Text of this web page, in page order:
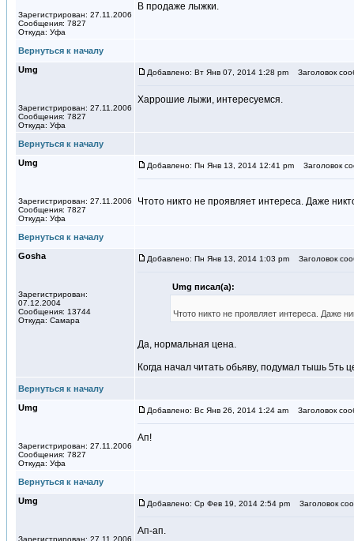
Зарегистрирован: 27.11.2006
Сообщения: 7827
Откуда: Уфа
В продаже лыжки.
Вернуться к началу
Umg
Зарегистрирован: 27.11.2006
Сообщения: 7827
Откуда: Уфа
Добавлено: Вт Янв 07, 2014 1:28 pm Заголовок
Харрошие лыжи, интересуемся.
Вернуться к началу
Umg
Зарегистрирован: 27.11.2006
Сообщения: 7827
Откуда: Уфа
Добавлено: Пн Янв 13, 2014 12:41 pm Заголовок
Чтото никто не проявляет интереса. Даже
Вернуться к началу
Gosha
Зарегистрирован:
07.12.2004
Сообщения: 13744
Откуда: Самара
Добавлено: Пн Янв 13, 2014 1:03 pm Заголовок
Umg писал(а):
Чтото никто не проявляет интереса. Даже
Да, нормальная цена.
Когда начал читать обьяву, подумал тышь 5ть
Вернуться к началу
Umg
Зарегистрирован: 27.11.2006
Сообщения: 7827
Откуда: Уфа
Добавлено: Вс Янв 26, 2014 1:24 am Заголовок
Ап!
Вернуться к началу
Umg
Зарегистрирован: 27.11.2006
Добавлено: Ср Фев 19, 2014 2:54 pm Заголовок
Ап-ап.